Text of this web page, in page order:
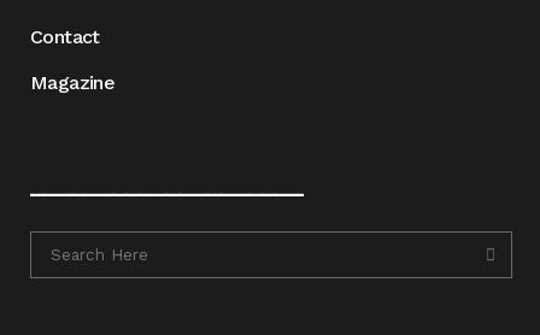
Contact
Magazine